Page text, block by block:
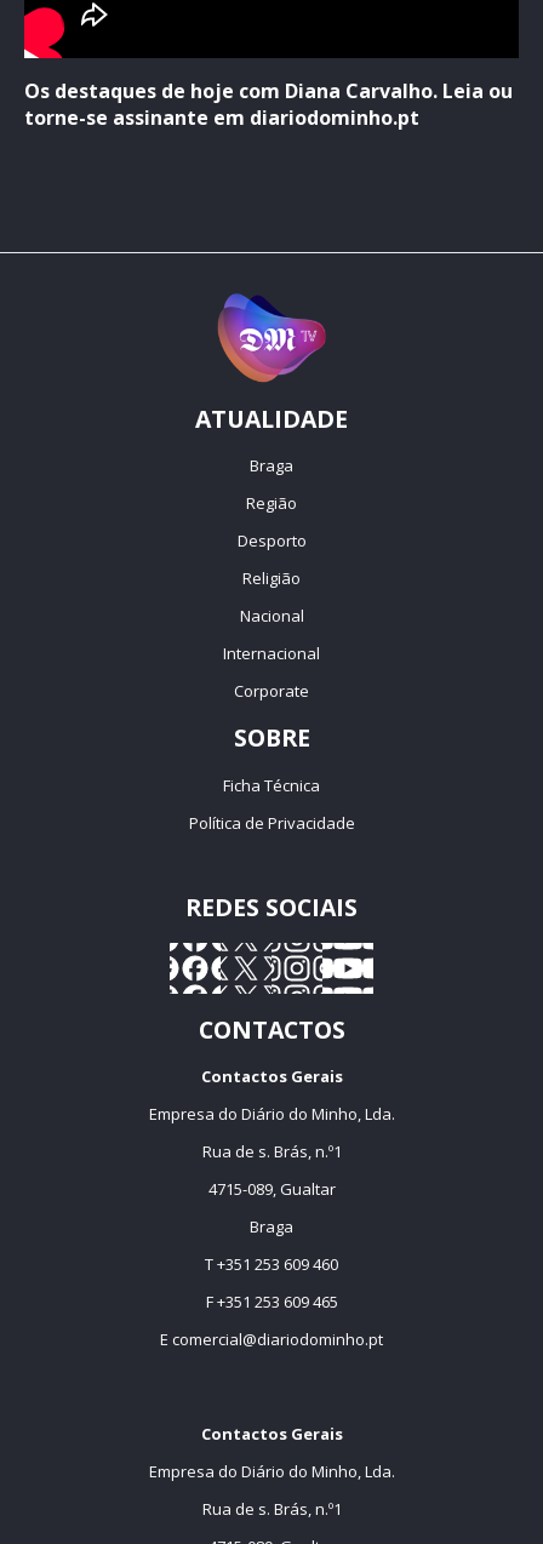
Os destaques de hoje com Diana Carvalho. Leia ou
torne-se assinante em diariodominho.pt
ATUALIDADE
Braga
Região
Desporto
Religião
Nacional
Internacional
Corporate
SOBRE
Ficha Técnica
Política de Privacidade
REDES SOCIAIS
CONTACTOS
Contactos Gerais
Empresa do Diário do Minho, Lda.
Rua de s. Brás, n.º1
4715-089, Gualtar
Braga
T +351 253 609 460
F +351 253 609 465
E comercial@diariodominho.pt
Contactos Gerais
Empresa do Diário do Minho, Lda.
Rua de s. Brás, n.º1